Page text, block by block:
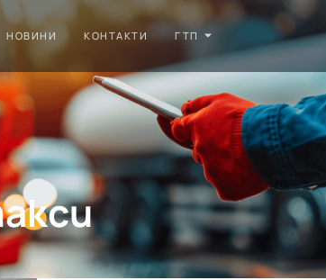
НОВИНИ КОНТАКТИ ГТП